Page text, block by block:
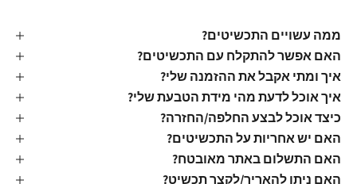
ממה עשויים התכשיטים?
האם אפשר להתקלח עם התכשיטים?
איך ומתי אקבל את ההזמנה שלי?
איך אוכל לדעת מהי מידת הטבעת שלי?
כיצד אוכל לבצע החלפה/החזרה?
האם יש אחריות על התכשיטים?
האם התשלום באתר מאובטח?
האם ניתן להאריך/לקצר תכשיט?